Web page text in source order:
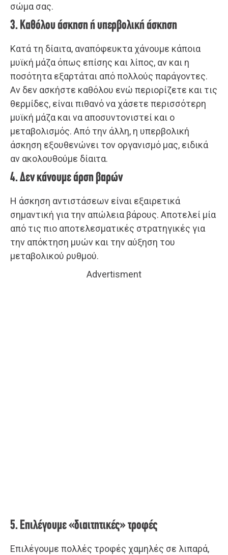
σώμα σας.
3. Καθόλου άσκηση ή υπερβολική άσκηση
Κατά τη δίαιτα, αναπόφευκτα χάνουμε κάποια
μυϊκή μάζα όπως επίσης και λίπος, αν και η
ποσότητα εξαρτάται από πολλούς παράγοντες.
Αν δεν ασκήστε καθόλου ενώ περιορίζετε και τις
θερμίδες, είναι πιθανό να χάσετε περισσότερη
μυϊκή μάζα και να αποσυντονιστεί και ο
μεταβολισμός. Από την άλλη, η υπερβολική
άσκηση εξουθενώνει τον οργανισμό μας, ειδικά
αν ακολουθούμε δίαιτα.
4. Δεν κάνουμε άρση βαρών
Η άσκηση αντιστάσεων είναι εξαιρετικά
σημαντική για την απώλεια βάρους. Αποτελεί μία
από τις πιο αποτελεσματικές στρατηγικές για
την απόκτηση μυών και την αύξηση του
μεταβολικού ρυθμού.
Advertisment
5. Επιλέγουμε «διαιτητικές» τροφές
Επιλέγουμε πολλές τροφές χαμηλές σε λιπαρά,